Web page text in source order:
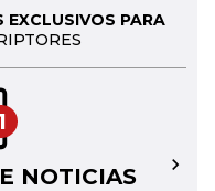
PARA
NOTICIAS →